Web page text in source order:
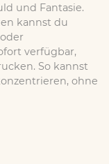
und Fantasie.
kannst du
verfügbar,
So kannst
ohne